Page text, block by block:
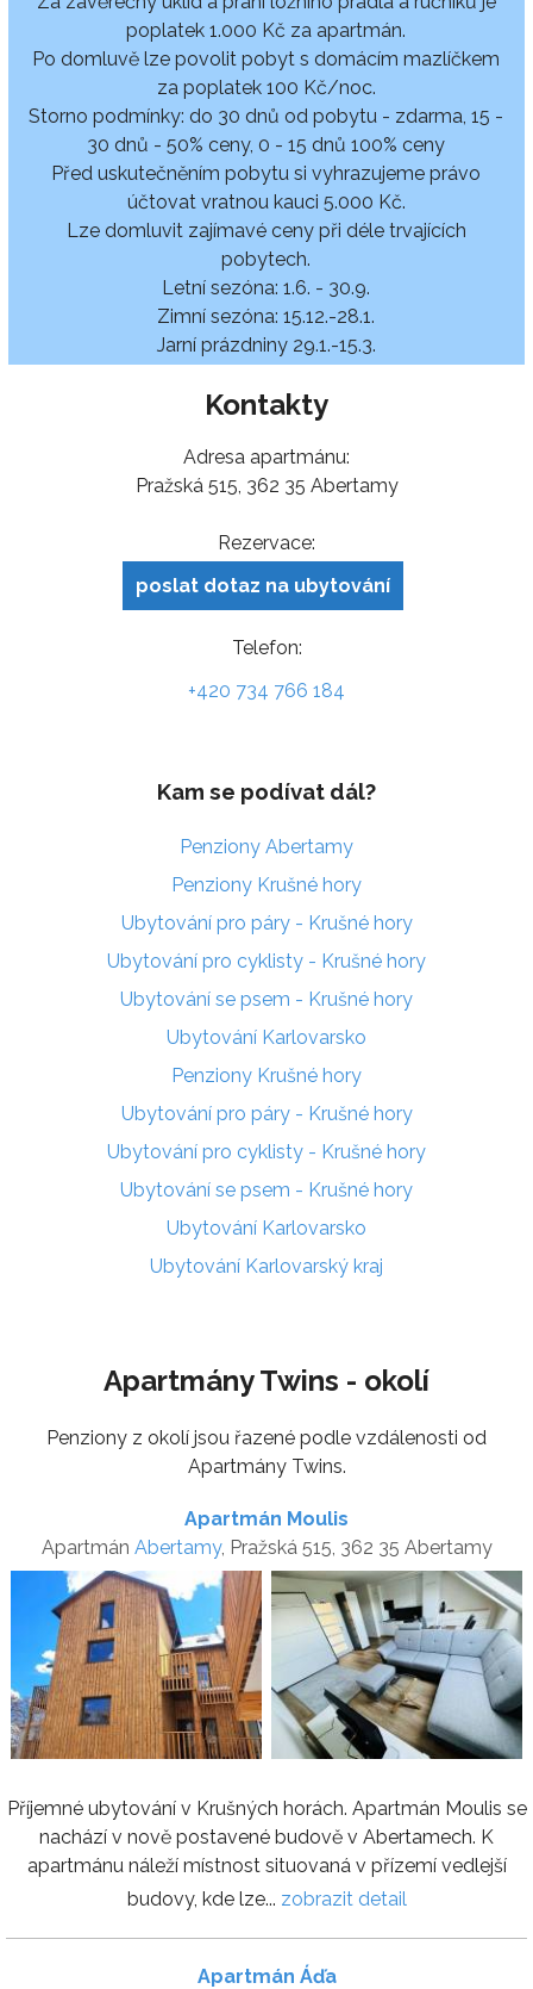
poplatek 1.000 Kč za apartmán.
Po domluvě lze povolit pobyt s domácím mazlíčkem
za poplatek 100 Kč/noc.
Storno podmínky: do 30 dnů od pobytu - zdarma, 15 -
30 dnů - 50% ceny, 0 - 15 dnů 100% ceny
Před uskutečněním pobytu si vyhrazujeme právo
účtovat vratnou kauci 5.000 Kč.
Lze domluvit zajímavé ceny při déle trvajících
pobytech.
Letní sezóna: 1.6. - 30.9.
Zimní sezóna: 15.12.-28.1.
Jarní prázdniny 29.1.-15.3.
Kontakty
Adresa apartmánu:
Pražská 515, 362 35 Abertamy
Rezervace:
poslat dotaz na ubytování
Telefon:
+420 734 766 184
Kam se podívat dál?
Penziony Abertamy
Penziony Krušné hory
Ubytování pro páry - Krušné hory
Ubytování pro cyklisty - Krušné hory
Ubytování se psem - Krušné hory
Ubytování Karlovarsko
Penziony Krušné hory
Ubytování pro páry - Krušné hory
Ubytování pro cyklisty - Krušné hory
Ubytování se psem - Krušné hory
Ubytování Karlovarsko
Ubytování Karlovarský kraj
Apartmány Twins - okolí
Penziony z okolí jsou řazené podle vzdálenosti od
Apartmány Twins.
Apartmán Moulis
Apartmán Abertamy, Pražská 515, 362 35 Abertamy
Příjemné ubytování v Krušných horách. Apartmán Moulis se
nachází v nově postavené budově v Abertamech. K
apartmánu náleží místnost situovaná v přízemí vedlejší
budovy, kde lze... zobrazit detail
Apartmán Áďa